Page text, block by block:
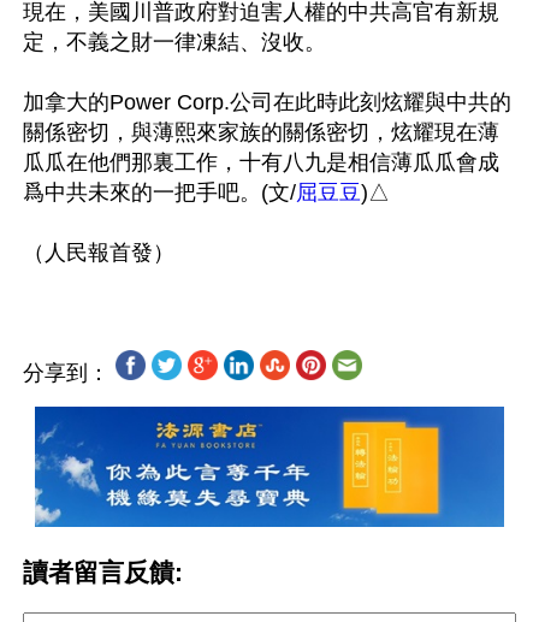
現在，美國川普政府對迫害人權的中共高官有新規
定，不義之財一律凍結、沒收。
加拿大的Power Corp.公司在此時此刻炫耀與中共的
關係密切，與薄熙來家族的關係密切，炫耀現在薄
瓜瓜在他們那裏工作，十有八九是相信薄瓜瓜會成
爲中共未來的一把手吧。(文/屈豆豆)△
分享到：
讀者留言反饋: